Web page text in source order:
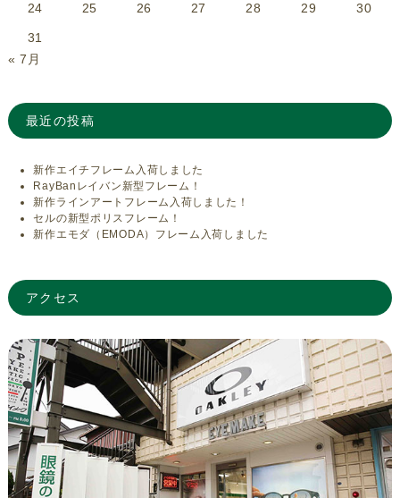
24 25 26 27 28 29 30
31
« 7月
最近の投稿
新作エイチフレーム入荷しました
RayBanレイバン新型フレーム！
新作ラインアートフレーム入荷しました！
セルの新型ポリスフレーム！
新作エモダ（EMODA）フレーム入荷しました
アクセス